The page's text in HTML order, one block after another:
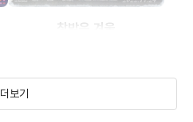
창밖은 겨울
더보기